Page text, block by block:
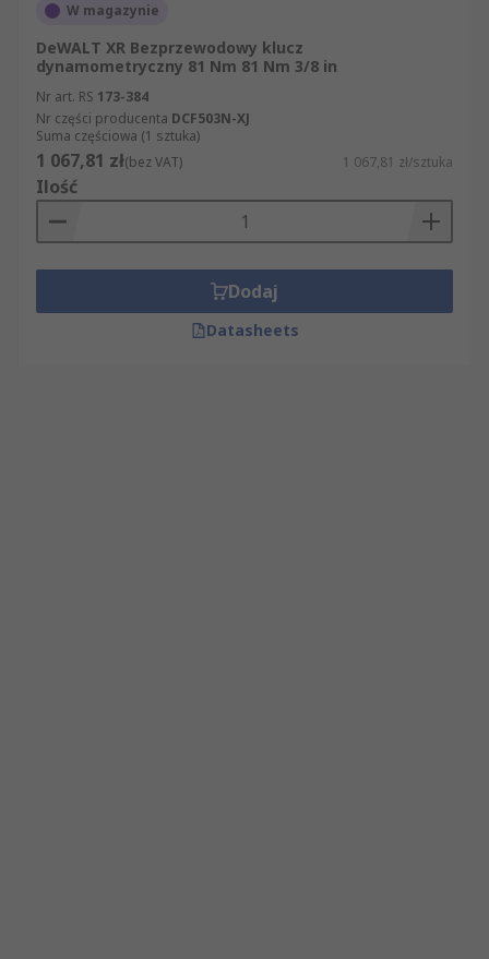
W magazynie
DeWALT XR Bezprzewodowy klucz
dynamometryczny 81 Nm 81 Nm 3/8 in
Nr art. RS 173-384
Nr części producenta DCF503N-XJ
Suma częściowa (1 sztuka)
1 067,81 zł(bez VAT) 1 067,81 zł/sztuka
Ilość
Dodaj
Datasheets